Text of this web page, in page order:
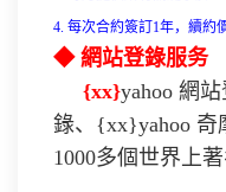
4. 每次合約簽訂1年，續約
◆ 網站登錄服务
{xx}yahoo 網
錄、{xx}yahoo 奇
1000多個世界上